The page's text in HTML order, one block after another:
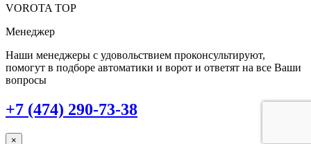
VOROTA TOP
Менеджер
Наши менеджеры с удовольствием проконсультируют,
помогут в подборе автоматики и ворот и ответят на все Ваши
вопросы
+7 (474) 290-73-38
×